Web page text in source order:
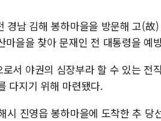
경남 김해 봉하마을을 방문해 고(
마을을 찾아 문재인 전 대통령을 예
서 야권의 심장부라 할 수 있는 전
다지기 위해 마련됐다.
시 진영읍 봉하마을에 도착한 추